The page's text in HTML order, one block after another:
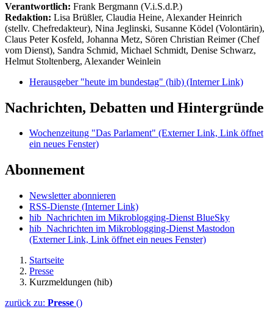
Verantwortlich: Frank Bergmann (V.i.S.d.P.)
Redaktion: Lisa Brüßler, Claudia Heine, Alexander Heinrich
(stellv. Chefredakteur), Nina Jeglinski, Susanne Ködel (Volontärin),
Claus Peter Kosfeld, Johanna Metz, Sören Christian Reimer (Chef
vom Dienst), Sandra Schmid, Michael Schmidt, Denise Schwarz,
Helmut Stoltenberg, Alexander Weinlein
Herausgeber "heute im bundestag" (hib) (Interner Link)
Nachrichten, Debatten und Hintergründe
Wochenzeitung "Das Parlament" (Externer Link, Link öffnet
ein neues Fenster)
Abonnement
Newsletter abonnieren
RSS-Dienste (Interner Link)
hib_Nachrichten im Mikroblogging-Dienst BlueSky
hib_Nachrichten im Mikroblogging-Dienst Mastodon
(Externer Link, Link öffnet ein neues Fenster)
Startseite
Presse
Kurzmeldungen (hib)
zurück zu: Presse ()